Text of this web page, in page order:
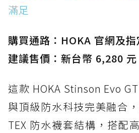
滿足
購買通路：HOKA 官網及
建議售價：新台幣 6,280 元
這款 HOKA Stinson Evo
與頂級防水科技完美融合
TEX 防水襪套結構，搭配